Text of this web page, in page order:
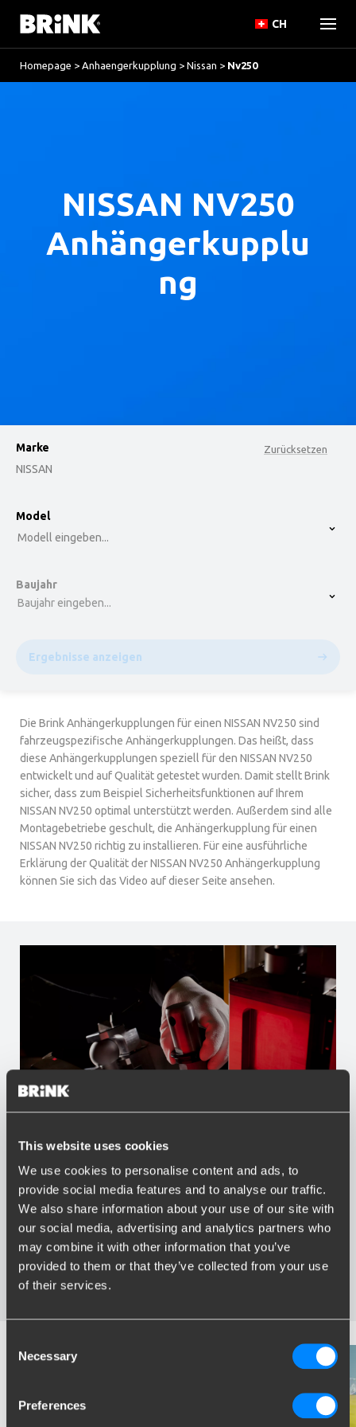
This website uses cookies
We use cookies to personalise content and ads, to
provide social media features and to analyse our traffic.
We also share information about your use of our site with
our social media, advertising and analytics partners who
may combine it with other information that you’ve
provided to them or that they’ve collected from your use
of their services.
Selection
Necessary
Preferences
CH
Homepage > Anhaengerkupplung > Nissan > Nv250
NISSAN NV250
Anhängerkupplu
ng
Zurücksetzen
Marke
NISSAN
option , selected.
Model
Modell eingeben...
Baujahr
Baujahr eingeben...
Ergebnisse anzeigen
Die Brink Anhängerkupplungen für einen NISSAN NV250 sind
fahrzeugspezifische Anhängerkupplungen. Das heißt, dass
diese Anhängerkupplungen speziell für den NISSAN NV250
entwickelt und auf Qualität getestet wurden. Damit stellt Brink
sicher, dass zum Beispiel Sicherheitsfunktionen auf Ihrem
NISSAN NV250 optimal unterstützt werden. Außerdem sind alle
Montagebetriebe geschult, die Anhängerkupplung für einen
NISSAN NV250 richtig zu installieren. Für eine ausführliche
Erklärung der Qualität der NISSAN NV250 Anhängerkupplung
können Sie sich das Video auf dieser Seite ansehen.
Vorteile von Brink
Größter Sortiment Anhängerkupplungen
Speziell entwickelt und getestet für Ihr Auto
Sichere und zertifizierte Anhängerkupplungen
Montage in Ihrer Nähe
Verschiedene Anhängerkupplungen verfügbar für Sie:
starre, abnehmbare und schwenkbare